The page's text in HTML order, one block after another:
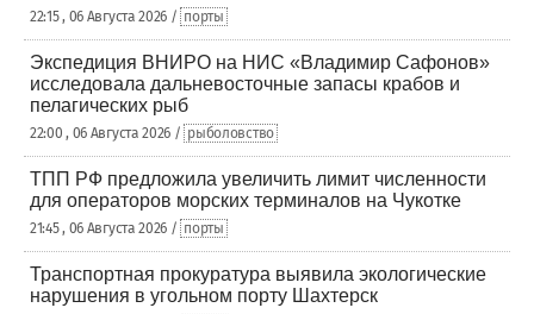
22:15 , 06 Августа 2026 / порты
Экспедиция ВНИРО на НИС «Владимир Сафонов»
исследовала дальневосточные запасы крабов и
пелагических рыб
22:00 , 06 Августа 2026 / рыболовство
ТПП РФ предложила увеличить лимит численности
для операторов морских терминалов на Чукотке
21:45 , 06 Августа 2026 / порты
Транспортная прокуратура выявила экологические
нарушения в угольном порту Шахтерск